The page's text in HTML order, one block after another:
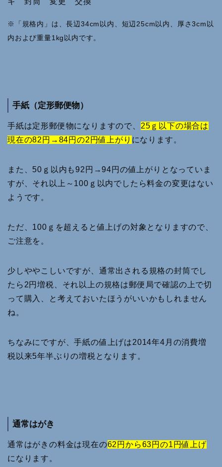
※「規格内」は、長辺34cm以内、短辺25cm以内、厚さ3cm以
内および重量1kg以内です。
手紙（定形郵便物）
手紙は定形郵便物になりますので、 25ｇ以下の場合は
現在の82円→84円の2円値上がり になります。
また、50ｇ以内も92円→94円の値上がりとなっていま
すが、それ以上～100ｇ以内でしたら料金の変更はない
ようです。
ただ、100ｇを超えると値上げの対象となりますので、
ご注意を。
少しややこしいですが、通常出される規格の封筒でし
たら2円増税、それ以上の規格は郵便局で確認の上で切
って購入、と考えておいたほうがいいかもしれません
ね。
ちなみにですが、手紙の値上げは2014年4月の消費増
税以来5年半ぶりの増税となります。
通常はがき
通常はがきの料金は現在の62円から63円の1円値上げ
になります。